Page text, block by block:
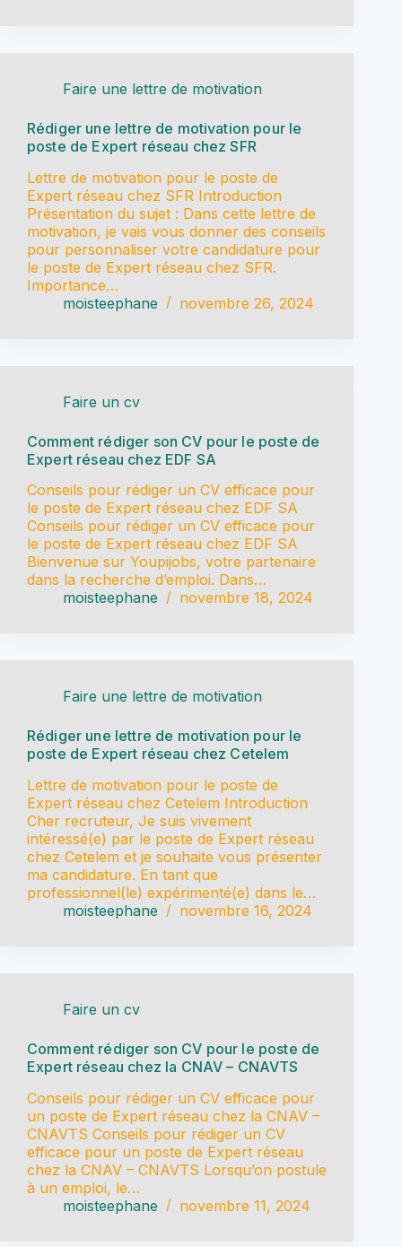
Faire une lettre de motivation
Rédiger une lettre de motivation pour le
poste de Expert réseau chez SFR
Lettre de motivation pour le poste de
Expert réseau chez SFR Introduction
Présentation du sujet : Dans cette lettre de
motivation, je vais vous donner des conseils
pour personnaliser votre candidature pour
le poste de Expert réseau chez SFR.
Importance…
moisteephane
novembre 26, 2024
Faire un cv
Comment rédiger son CV pour le poste de
Expert réseau chez EDF SA
Conseils pour rédiger un CV efficace pour
le poste de Expert réseau chez EDF SA
Conseils pour rédiger un CV efficace pour
le poste de Expert réseau chez EDF SA
Bienvenue sur Youpijobs, votre partenaire
dans la recherche d’emploi. Dans…
moisteephane
novembre 18, 2024
Faire une lettre de motivation
Rédiger une lettre de motivation pour le
poste de Expert réseau chez Cetelem
Lettre de motivation pour le poste de
Expert réseau chez Cetelem Introduction
Cher recruteur, Je suis vivement
intéressé(e) par le poste de Expert réseau
chez Cetelem et je souhaite vous présenter
ma candidature. En tant que
professionnel(le) expérimenté(e) dans le…
moisteephane
novembre 16, 2024
Faire un cv
Comment rédiger son CV pour le poste de
Expert réseau chez la CNAV – CNAVTS
Conseils pour rédiger un CV efficace pour
un poste de Expert réseau chez la CNAV –
CNAVTS Conseils pour rédiger un CV
efficace pour un poste de Expert réseau
chez la CNAV – CNAVTS Lorsqu’on postule
à un emploi, le…
moisteephane
novembre 11, 2024